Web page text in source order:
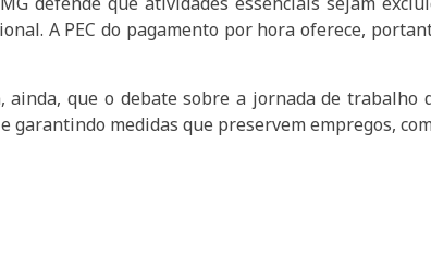
A PEC do pagamento por hora oferece,
ainda, que o debate sobre a jornada de
garantindo medidas que preservem empregos,